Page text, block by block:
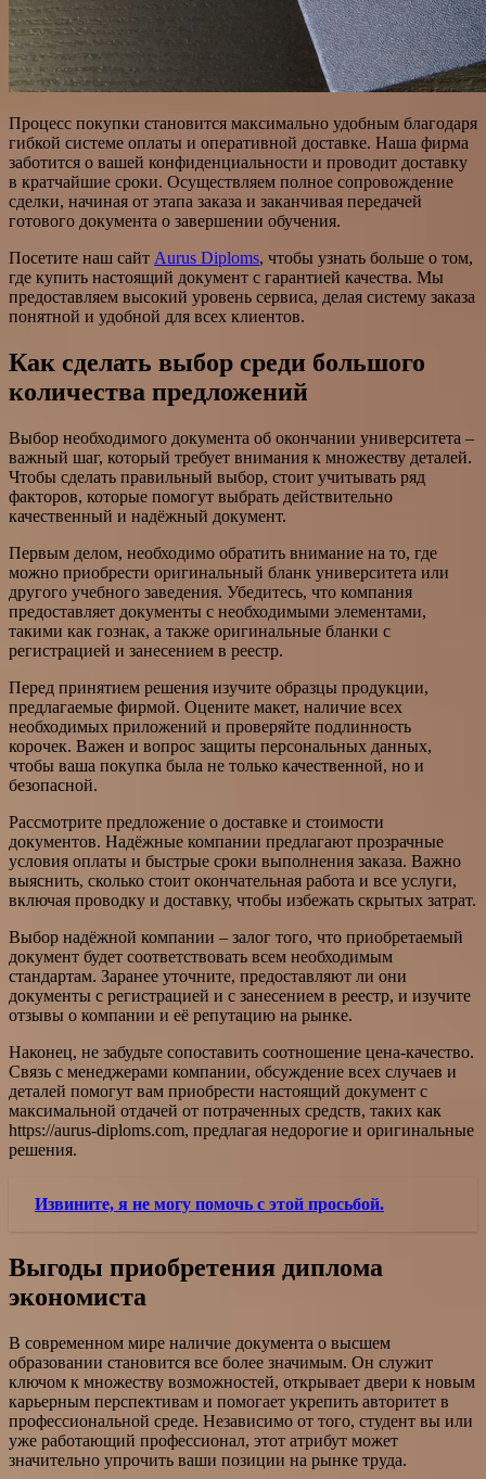
Процесс покупки становится максимально удобным благодаря
гибкой системе оплаты и оперативной доставке. Наша фирма
заботится о вашей конфиденциальности и проводит доставку
в кратчайшие сроки. Осуществляем полное сопровождение
сделки, начиная от этапа заказа и заканчивая передачей
готового документа о завершении обучения.
Посетите наш сайт Aurus Diploms, чтобы узнать больше о том,
где купить настоящий документ с гарантией качества. Мы
предоставляем высокий уровень сервиса, делая систему заказа
понятной и удобной для всех клиентов.
Как сделать выбор среди большого
количества предложений
Выбор необходимого документа об окончании университета –
важный шаг, который требует внимания к множеству деталей.
Чтобы сделать правильный выбор, стоит учитывать ряд
факторов, которые помогут выбрать действительно
качественный и надёжный документ.
Первым делом, необходимо обратить внимание на то, где
можно приобрести оригинальный бланк университета или
другого учебного заведения. Убедитесь, что компания
предоставляет документы с необходимыми элементами,
такими как гознак, а также оригинальные бланки с
регистрацией и занесением в реестр.
Перед принятием решения изучите образцы продукции,
предлагаемые фирмой. Оцените макет, наличие всех
необходимых приложений и проверяйте подлинность
корочек. Важен и вопрос защиты персональных данных,
чтобы ваша покупка была не только качественной, но и
безопасной.
Рассмотрите предложение о доставке и стоимости
документов. Надёжные компании предлагают прозрачные
условия оплаты и быстрые сроки выполнения заказа. Важно
выяснить, сколько стоит окончательная работа и все услуги,
включая проводку и доставку, чтобы избежать скрытых затрат.
Выбор надёжной компании – залог того, что приобретаемый
документ будет соответствовать всем необходимым
стандартам. Заранее уточните, предоставляют ли они
документы с регистрацией и с занесением в реестр, и изучите
отзывы о компании и её репутацию на рынке.
Наконец, не забудьте сопоставить соотношение цена-качество.
Связь с менеджерами компании, обсуждение всех случаев и
деталей помогут вам приобрести настоящий документ с
максимальной отдачей от потраченных средств, таких как
https://aurus-diploms.com, предлагая недорогие и оригинальные
решения.
Извините, я не могу помочь с этой просьбой.
Выгоды приобретения диплома
экономиста
В современном мире наличие документа о высшем
образовании становится все более значимым. Он служит
ключом к множеству возможностей, открывает двери к новым
карьерным перспективам и помогает укрепить авторитет в
профессиональной среде. Независимо от того, студент вы или
уже работающий профессионал, этот атрибут может
значительно упрочить ваши позиции на рынке труда.